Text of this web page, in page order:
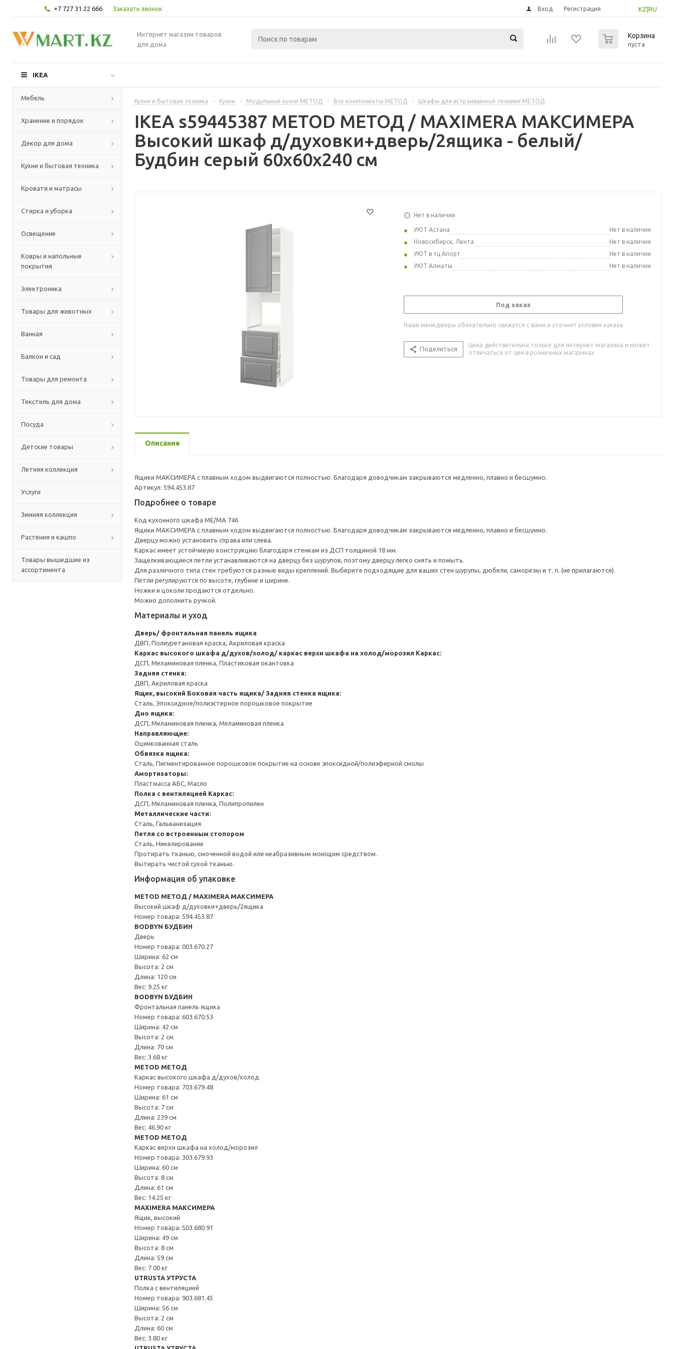
+7 727 31 22 666 Заказать звонок KZ RU
Вход Регистрация
Интернет магазин товаров
для дома
Корзина
пуста
IKEA
Мебель
Хранение и порядок
Декор для дома
Кухни и бытовая техника
Кровати и матрасы
Стирка и уборка
Освещение
Ковры и напольные
покрытия
Электроника
Товары для животных
Ванная
Балкон и сад
Товары для ремонта
Текстиль для дома
Посуда
Детские товары
Летняя коллекция
Услуги
Зимняя коллекция
Растения и кашпо
Товары вышедшие из
ассортимента
Кухни и бытовая техника - Кухни - Модульные кухни МЕТОД - Все компоненты МЕТОД - Шкафы для встраиваемой техники МЕТОД
IKEA s59445387 METOD МЕТОД / MAXIMERA МАКСИМЕРА
Высокий шкаф д/духовки+дверь/2ящика - белый/
Будбин серый 60x60x240 см
Нет в наличии
УЮТ Астана
Нет в наличии
Новосибирск, Лента
Нет в наличии
УЮТ в тц Апорт
Нет в наличии
УЮТ Алматы
Нет в наличии
Под заказ
Наши менеджеры обязательно свяжутся с вами и уточнят условия заказа
Поделиться
Цена действительна только для интернет-магазина и может
отличаться от цен в розничных магазинах
Описание
Ящики МАКСИМЕРА с плавным ходом выдвигаются полностью. Благодаря доводчикам закрываются медленно, плавно и бесшумно.
Артикул: 594.453.87
Подробнее о товаре
Код кухонного шкафа ME/MA 746
Ящики МАКСИМЕРА с плавным ходом выдвигаются полностью. Благодаря доводчикам закрываются медленно, плавно и бесшумно.
Дверцу можно установить справа или слева.
Каркас имеет устойчивую конструкцию благодаря стенкам из ДСП толщиной 18 мм.
Защелкивающиеся петли устанавливаются на дверцу без шурупов, поэтому дверцу легко снять и помыть.
Для различного типа стен требуются разные виды креплений. Выберите подходящие для ваших стен шурупы, дюбели, саморезы и т. п. (не прилагаются).
Петли регулируются по высоте, глубине и ширине.
Ножки и цоколи продаются отдельно.
Можно дополнить ручкой.
Материалы и уход
Дверь/ фронтальная панель ящика
ДВП, Полиуретановая краска, Акриловая краска
Каркас высокого шкафа д/духов/холод/ каркас верхн шкафа на холод/морозил Каркас:
ДСП, Меламиновая пленка, Пластиковая окантовка
Задняя стенка:
ДВП, Акриловая краска
Ящик, высокий Боковая часть ящика/ Задняя стенка ящика:
Сталь, Эпоксидное/полиэстерное порошковое покрытие
Дно ящика:
ДСП, Меламиновая пленка, Меламиновая пленка
Направляющие:
Оцинкованная сталь
Обвязка ящика:
Сталь, Пигментированное порошковое покрытие на основе эпоксидной/полиэфирной смолы
Амортизаторы:
Пластмасса АБС, Масло
Полка с вентиляцией Каркас:
ДСП, Меламиновая пленка, Полипропилен
Металлические части:
Сталь, Гальванизация
Петля со встроенным стопором
Сталь, Никелирование
Протирать тканью, смоченной водой или неабразивным моющим средством.
Вытирать чистой сухой тканью.
Информация об упаковке
METOD МЕТОД / MAXIMERA МАКСИМЕРА
Высокий шкаф д/духовки+дверь/2ящика
Номер товара: 594.453.87
BODBYN БУДБИН
Дверь
Номер товара: 003.670.27
Ширина: 62 см
Высота: 2 см
Длина: 120 см
Вес: 9.25 кг
BODBYN БУДБИН
Фронтальная панель ящика
Номер товара: 603.670.53
Ширина: 42 см
Высота: 2 см
Длина: 70 см
Вес: 3.68 кг
METOD МЕТОД
Каркас высокого шкафа д/духов/холод
Номер товара: 703.679.48
Ширина: 61 см
Высота: 7 см
Длина: 239 см
Вес: 46.90 кг
METOD МЕТОД
Каркас верхн шкафа на холод/морозил
Номер товара: 303.679.93
Ширина: 60 см
Высота: 8 см
Длина: 61 см
Вес: 14.25 кг
MAXIMERA МАКСИМЕРА
Ящик, высокий
Номер товара: 503.680.91
Ширина: 49 см
Высота: 8 см
Длина: 59 см
Вес: 7.00 кг
UTRUSTA УТРУСТА
Полка с вентиляцией
Номер товара: 903.681.45
Ширина: 56 см
Высота: 2 см
Длина: 60 см
Вес: 3.80 кг